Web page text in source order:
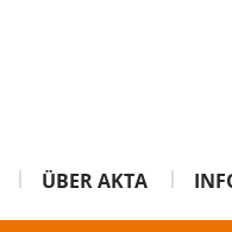
ÜBER AKTA